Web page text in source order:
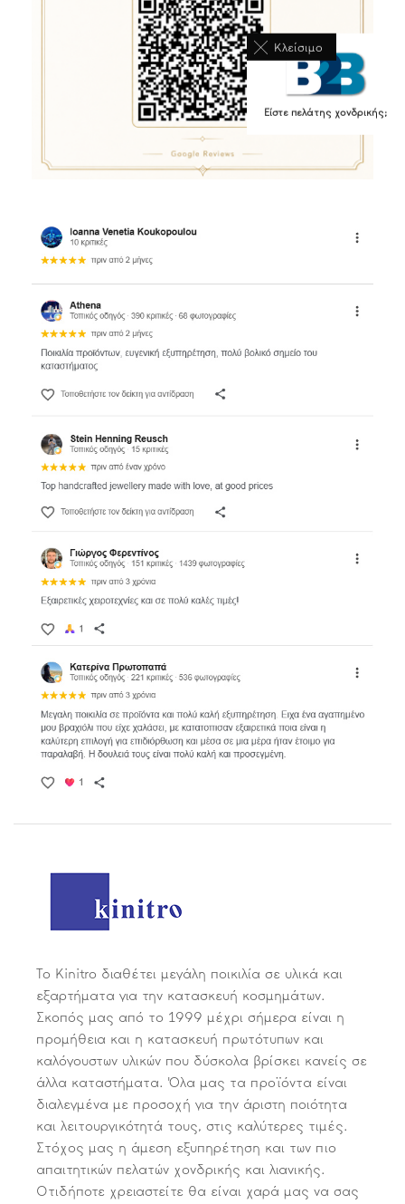
Κλείσιμο
Είστε πελάτης χονδρικής;
Το Kinitro διαθέτει μεγάλη ποικιλία σε υλικά και
εξαρτήματα για την κατασκευή κοσμημάτων.
Σκοπός μας από το 1999 μέχρι σήμερα είναι η
προμήθεια και η κατασκευή πρωτότυπων και
καλόγουστων υλικών που δύσκολα βρίσκει κανείς σε
άλλα καταστήματα. Όλα μας τα προϊόντα είναι
διαλεγμένα με προσοχή για την άριστη ποιότητα
και λειτουργικότητά τους, στις καλύτερες τιμές.
Στόχος μας η άμεση εξυπηρέτηση και των πιο
απαιτητικών πελατών χονδρικής και λιανικής.
Οτιδήποτε χρειαστείτε θα είναι χαρά μας να σας